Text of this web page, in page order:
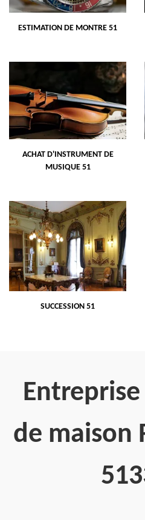
ESTIMATION DE MONTRE 51
ACHAT D'INSTRUMENT DE
MUSIQUE 51
SUCCESSION 51
de maison